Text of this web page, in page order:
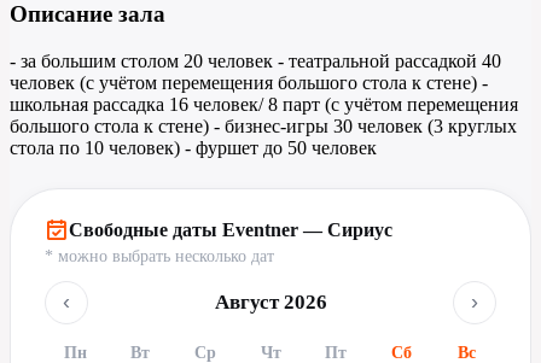
Описание зала
- за большим столом 20 человек - театральной рассадкой 40
человек (с учётом перемещения большого стола к стене) -
школьная рассадка 16 человек/ 8 парт (с учётом перемещения
большого стола к стене) - бизнес-игры 30 человек (3 круглых
стола по 10 человек) - фуршет до 50 человек
Свободные даты Eventner — Сириус
* можно выбрать несколько дат
‹ Август 2026 ›
Пн Вт Ср Чт Пт Сб Вс